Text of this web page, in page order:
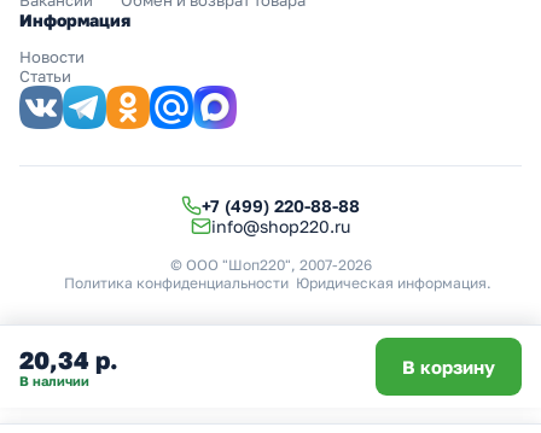
20,34 р.
В наличии
В корзину
Информация
Новости
Статьи
+7 (499) 220-88-88
info@shop220.ru
© ООО "Шоп220", 2007-2026
Политика конфиденциальности Юридическая информация.